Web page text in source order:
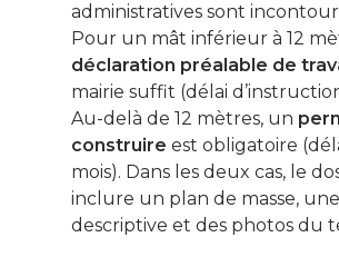
administratives sont
Pour un mât inférieur à 12
déclaration préalable de
mairie suffit (délai d’instruction
Au-delà de 12 mètres, un
construire est obligatoire
mois). Dans les deux cas, le
inclure un plan de masse,
descriptive et des photos du